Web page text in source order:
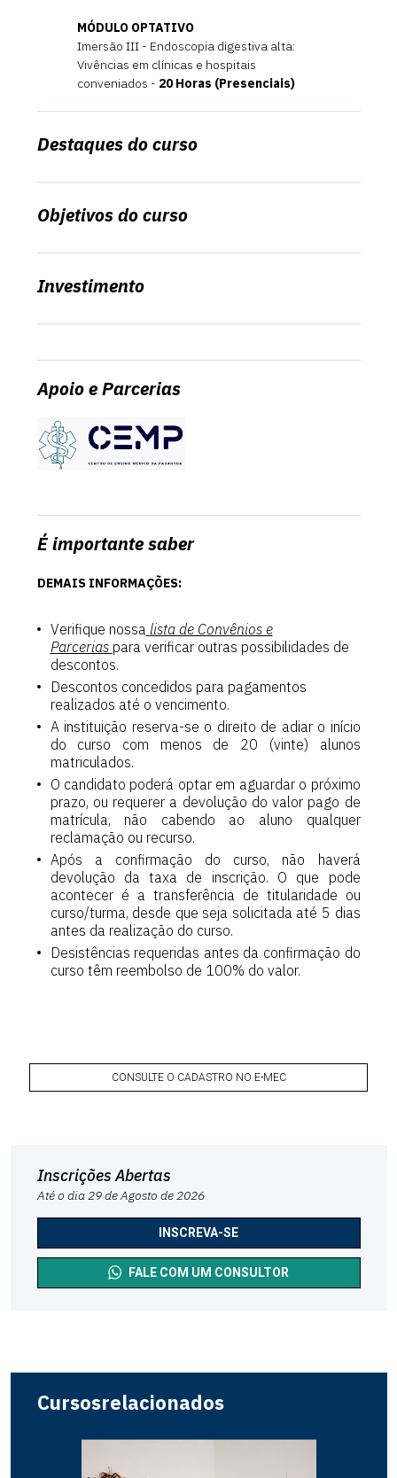
MÓDULO OPTATIVO
Imersão III - Endoscopia digestiva alta:
Vivências em clínicas e hospitais
conveniados - 20 Horas (Presenciais)
Destaques do curso
Objetivos do curso
Investimento
Apoio e Parcerias
É importante saber
DEMAIS INFORMAÇÕES:
Verifique nossa lista de Convênios e
Parcerias para verificar outras possibilidades de
descontos.
Descontos concedidos para pagamentos
realizados até o vencimento.
A instituição reserva-se o direito de adiar o início
do curso com menos de 20 (vinte) alunos
matriculados.
O candidato poderá optar em aguardar o próximo
prazo, ou requerer a devolução do valor pago de
matrícula, não cabendo ao aluno qualquer
reclamação ou recurso.
Após a confirmação do curso, não haverá
devolução da taxa de inscrição. O que pode
acontecer é a transferência de titularidade ou
curso/turma, desde que seja solicitada até 5 dias
antes da realização do curso.
Desistências requeridas antes da confirmação do
curso têm reembolso de 100% do valor.
CONSULTE O CADASTRO NO E-MEC
Inscrições Abertas
Até o dia 29 de Agosto de 2026
INSCREVA-SE
FALE COM UM CONSULTOR
Cursosrelacionados